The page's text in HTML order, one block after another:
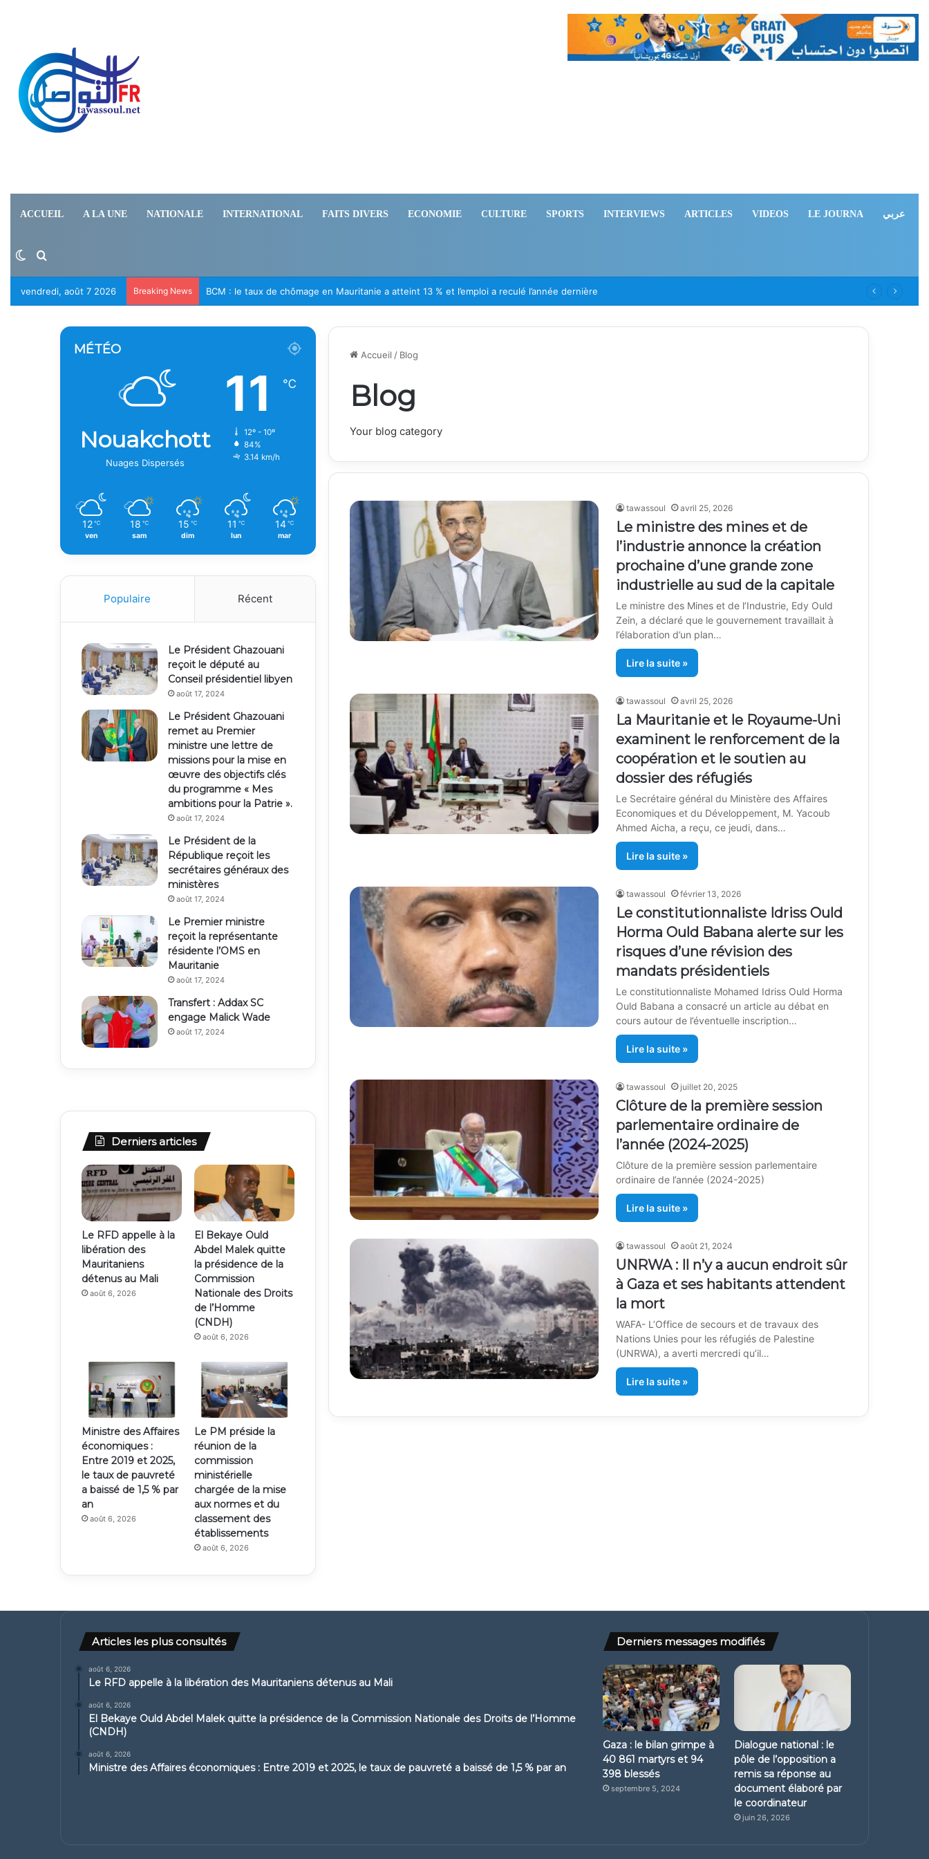
ACCUEIL A LA UNE NATIONALE INTERNATIONAL FAITS DIVERS ECONOMIE CULTURE SPORTS INTERVIEWS ARTICLES VIDEOS LE JOURNA عربي
Switch skin
Rechercher
vendredi, août 7 2026 Breaking News Le RFD appelle à la libération des Mauritaniens détenus au Mali
Accueil / Blog
Blog
Your blog category
tawassoul avril 25, 2026
Le ministre des mines et de
l’industrie annonce la création
prochaine d’une grande zone
industrielle au sud de la capitale
Le ministre des Mines et de l’Industrie, Edy Ould
Zein, a déclaré que le gouvernement travaillait à
l’élaboration d’un plan…
Lire la suite »
tawassoul avril 25, 2026
La Mauritanie et le Royaume-Uni
examinent le renforcement de la
coopération et le soutien au
dossier des réfugiés
Le Secrétaire général du Ministère des Affaires
Economiques et du Développement, M. Yacoub
Ahmed Aicha, a reçu, ce jeudi, dans…
Lire la suite »
tawassoul février 13, 2026
Le constitutionnaliste Idriss Ould
Horma Ould Babana alerte sur les
risques d’une révision des
mandats présidentiels
Le constitutionnaliste Mohamed Idriss Ould Horma
Ould Babana a consacré un article au débat en
cours autour de l’éventuelle inscription…
Lire la suite »
tawassoul juillet 20, 2025
Clôture de la première session
parlementaire ordinaire de
l’année (2024-2025)
Clôture de la première session parlementaire
ordinaire de l’année (2024-2025)
Lire la suite »
tawassoul août 21, 2024
UNRWA : Il n’y a aucun endroit sûr
à Gaza et ses habitants attendent
la mort
WAFA- L’Office de secours et de travaux des
Nations Unies pour les réfugiés de Palestine
(UNRWA), a averti mercredi qu’il…
Lire la suite »
MÉTÉO
Nouakchott
Nuages Dispersés
11 ℃
12º - 10º
84%
3.14 km/h
12 ℃
ven
18 ℃
sam
15 ℃
dim
11 ℃
lun
14 ℃
mar
Populaire Récent
Le Président Ghazouani
reçoit le député au
Conseil présidentiel libyen
août 17, 2024
Le Président Ghazouani
remet au Premier
ministre une lettre de
missions pour la mise en
œuvre des objectifs clés
du programme « Mes
ambitions pour la Patrie ».
août 17, 2024
Le Président de la
République reçoit les
secrétaires généraux des
ministères
août 17, 2024
Le Premier ministre
reçoit la représentante
résidente l’OMS en
Mauritanie
août 17, 2024
Transfert : Addax SC
engage Malick Wade
août 17, 2024
Derniers articles
Le RFD appelle à la
libération des
Mauritaniens
détenus au Mali
août 6, 2026
El Bekaye Ould
Abdel Malek quitte
la présidence de la
Commission
Nationale des Droits
de l’Homme
(CNDH)
août 6, 2026
Ministre des Affaires
économiques :
Entre 2019 et 2025,
le taux de pauvreté
a baissé de 1,5 % par
an
août 6, 2026
Le PM préside la
réunion de la
commission
ministérielle
chargée de la mise
aux normes et du
classement des
établissements
août 6, 2026
Articles les plus consultés
août 6, 2026
Le RFD appelle à la libération des Mauritaniens détenus au Mali
août 6, 2026
El Bekaye Ould Abdel Malek quitte la présidence de la Commission Nationale des Droits de l’Homme
(CNDH)
août 6, 2026
Ministre des Affaires économiques : Entre 2019 et 2025, le taux de pauvreté a baissé de 1,5 % par an
Derniers messages modifiés
Gaza : le bilan grimpe à
40 861 martyrs et 94
398 blessés
septembre 5, 2024
Dialogue national : le
pôle de l’opposition a
remis sa réponse au
document élaboré par
le coordinateur
juin 26, 2026